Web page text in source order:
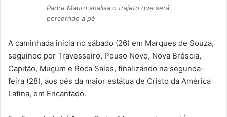
Padre Mauro analisa o trajeto que será
percorrido a pé
A caminhada inicia no sábado (26) em Marques de Souza,
seguindo por Travesseiro, Pouso Novo, Nova Bréscia,
Capitão, Muçum e Roca Sales, finalizando na segunda-
feira (28), aos pés da maior estátua de Cristo da América
Latina, em Encantado.